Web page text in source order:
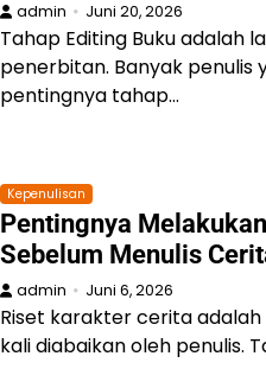
admin Juni 20, 2026
Tahap Editing Buku adalah
penerbitan. Banyak penulis
pentingnya tahap…
Kepenulisan
Pentingnya
Sebelum Menulis
admin Juni 6, 2026
Riset karakter cerita
kali diabaikan oleh penulis.